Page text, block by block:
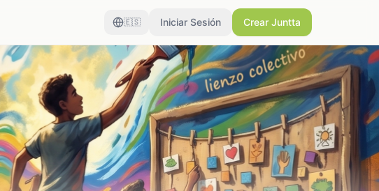
🇪🇸 Iniciar Sesión Crear Juntta